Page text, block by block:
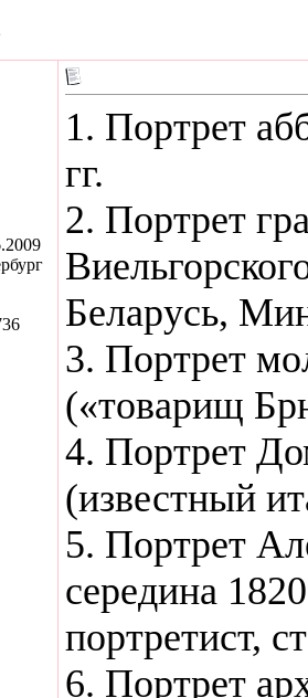
1. Портрет
гг.
2. Портрет
Беларусь,
3. Портрет
(«товарищ
4. Портрет
(известный
5. Портрет
середина
портретист,
6. Портрет